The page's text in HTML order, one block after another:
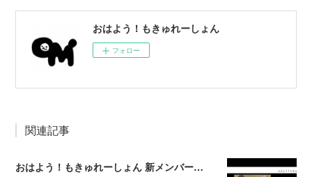
おはよう！もきゅれーしょん
フォロー
関連記事
おはよう！もきゅれーしょん 新メンバー募集！